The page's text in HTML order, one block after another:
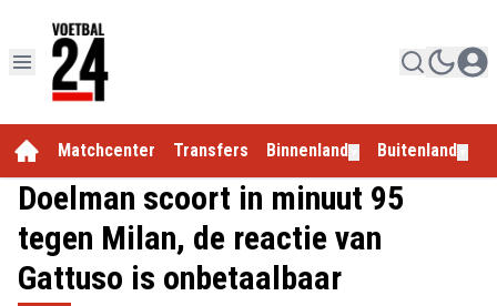
Matchcenter Transfers Binnenland Buitenland
Doelman scoort in minuut 95
tegen Milan, de reactie van
Gattuso is onbetaalbaar